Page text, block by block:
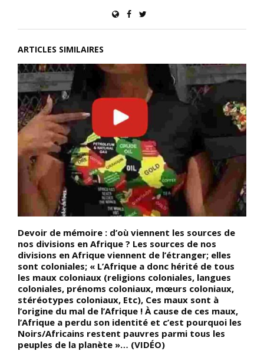
ARTICLES SIMILAIRES
Devoir de mémoire : d’où viennent les sources de
nos divisions en Afrique ? Les sources de nos
divisions en Afrique viennent de l’étranger; elles
sont coloniales; « L’Afrique a donc hérité de tous
les maux coloniaux (religions coloniales, langues
coloniales, prénoms coloniaux, mœurs coloniaux,
stéréotypes coloniaux, Etc), Ces maux sont à
l’origine du mal de l’Afrique ! À cause de ces maux,
l’Afrique a perdu son identité et c’est pourquoi les
Noirs/Africains restent pauvres parmi tous les
peuples de la planète »… (VIDÉO)